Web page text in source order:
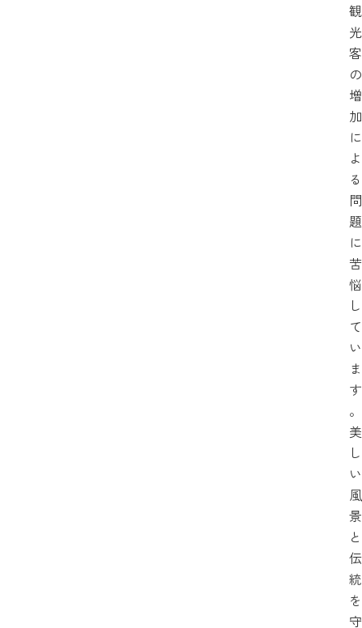
観
光
客
の
増
加
に
よ
る
問
題
に
苦
悩
し
て
い
ま
す
。
美
し
い
風
景
と
伝
統
を
守